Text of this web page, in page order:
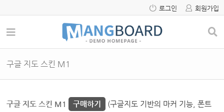
로그인 회원가입
구글 지도 스킨 M1
구글 지도 스킨 M1 구매하기
(구글지도 기반의 마커 기능, 폰트